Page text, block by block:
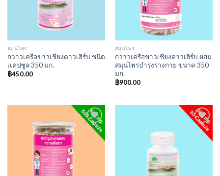
สมุนไพร
กวาวเครือขาวเชียงดาวเฮิร์บ ชนิด
เเคปซูล 350 มก.
฿450.00
สมุนไพร
กวาวเครือขาวเชียงดาวเฮิร์บ ผสม
สมุนไพรบำรุงร่างกาย ขนาด 350
มก.
฿900.00